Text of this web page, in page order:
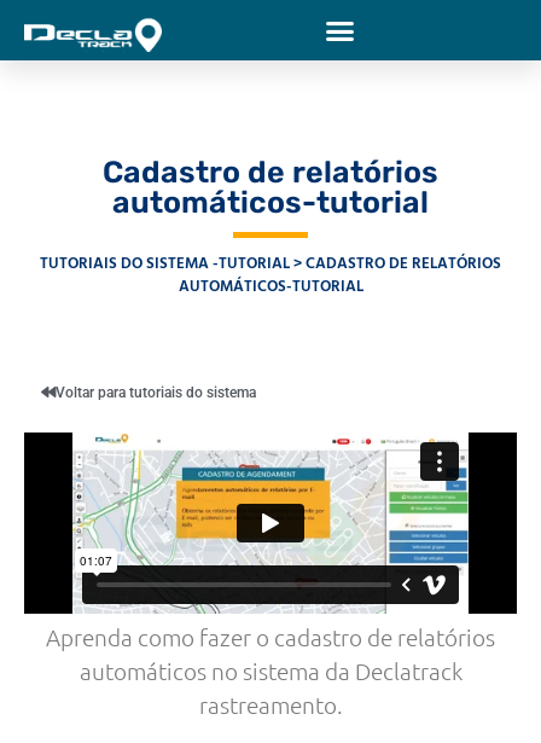
Cadastro de relatórios
automáticos-tutorial
TUTORIAIS DO SISTEMA -TUTORIAL
CADASTRO DE RELATÓRIOS
AUTOMÁTICOS-TUTORIAL
Voltar para tutoriais do sistema
Aprenda como fazer o cadastro de relatórios
automáticos no sistema da Declatrack
rastreamento.